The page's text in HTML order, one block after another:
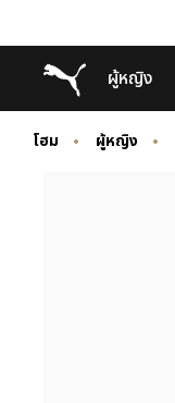
to
Main
content
to
Footer
Content
Puma โฮม
ผู้หญิง
โฮม ผู้หญิง